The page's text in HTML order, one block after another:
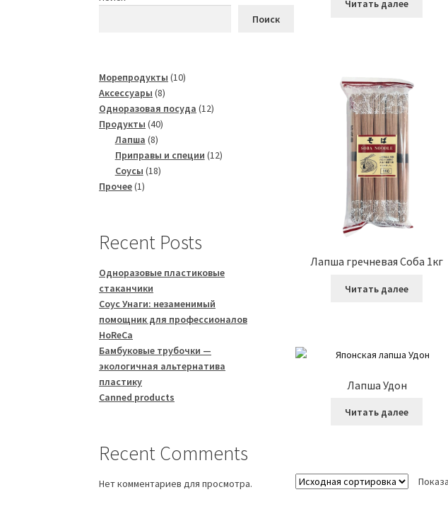
Читать далее
Лапша гречневая Соба 1кг
Читать далее
Лапша Удон
Читать далее
Поиск
Морепродукты 1010
Аксессуары 88
товаров
Одноразовая посуда 1212
Продукты 4040
Лапша 88
товаров
Приправы и специи 1212
Соусы 1818
Прочее 11
Recent Posts
Одноразовые пластиковые
стаканчики
Соус Унаги: незаменимый
помощник для профессионалов
HoReCa
Бамбуковые трубочки —
экологичная альтернатива
пластику
Canned products
Recent Comments
Нет комментариев для просмотра.